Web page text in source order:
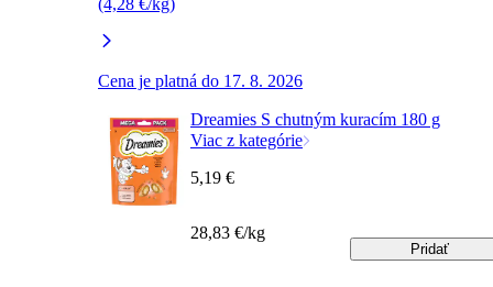
Cena je platná do 17. 8. 2026
Dreamies S chutným kuracím 180 g
Viac z kategórie
5,19 €
28,83 €/kg
Pridať